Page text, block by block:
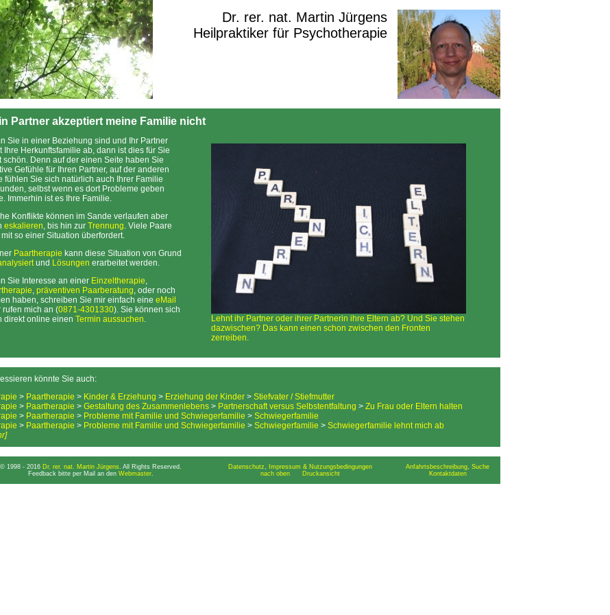
Dr. rer. nat. Martin Jürgens
Heilpraktiker für Psychotherapie
Partner akzeptiert meine Familie nicht
Lehnt ihr Partner oder ihrer Partnerin ihre Eltern ab? Und Sie stehen
dazwischen? Das kann einen schon zwischen den Fronten
zerreiben.
Sie in einer Beziehung sind und Ihr Partner
Ihre Herkunftsfamilie ab, dann ist dies für Sie
schön. Denn auf der einen Seite haben Sie
Gefühle für Ihren Partner, auf der anderen
fühlen Sie sich natürlich auch Ihrer Familie
selbst wenn es dort Probleme geben
Immerhin ist es Ihre Familie.
Konflikte können im Sande verlaufen aber
eskalieren, bis hin zur Trennung. Viele Paare
so einer Situation überfordert.
Paartherapie kann diese Situation von Grund
und Lösungen erarbeitet werden.
Sie Interesse an einer Einzeltherapie,
, präventiven Paarberatung, oder noch
haben, schreiben Sie mir einfach eine eMail
rufen mich an (0871-4301330). Sie können sich
direkt online einen Termin aussuchen.
könnte Sie auch:
> Paartherapie > Kinder & Erziehung > Erziehung der Kinder > Stiefvater / Stiefmutter
> Paartherapie > Gestaltung des Zusammenlebens > Partnerschaft versus Selbstentfaltung > Zu Frau oder Eltern halten
> Paartherapie > Probleme mit Familie und Schwiegerfamilie > Schwiegerfamilie
> Paartherapie > Probleme mit Familie und Schwiegerfamilie > Schwiegerfamilie > Schwiegerfamilie lehnt mich ab
© 1998 - 2016 Dr. rer. nat. Martin Jürgens. All Rights Reserved.
Feedback bitte per Mail an den Webmaster.
Datenschutz,
Impressum & Nutzungsbedingungen
nach oben
Druckansicht
Anfahrtsbeschreibung, Suche
Kontaktdaten